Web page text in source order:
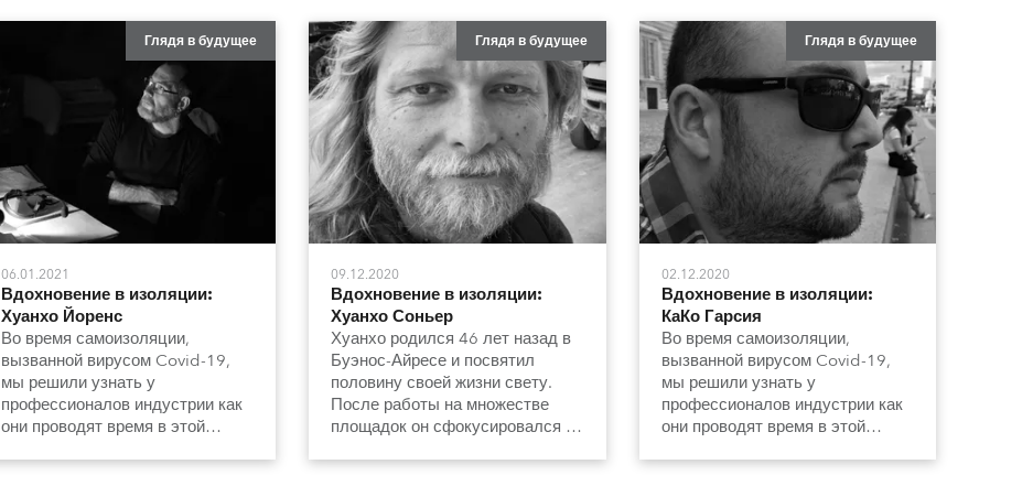
Глядя в будущее
06.01.2021
Вдохновение в изоляции:
Хуанхо Йоренс
Во время самоизоляции,
вызванной вирусом Covid-19,
мы решили узнать у
профессионалов индустрии как
они проводят время в этой
Глядя в будущее
09.12.2020
Вдохновение в изоляции:
Хуанхо Соньер
Хуанхо родился 46 лет назад в
Буэнос-Айресе и посвятил
половину своей жизни свету.
После работы на множестве
площадок он сфокусировался на
процесса и стал художником по
Глядя в будущее
02.12.2020
Вдохновение в изоляции:
КаКо Гарсия
Во время самоизоляции,
вызванной вирусом Covid-19,
мы решили узнать у
профессионалов индустрии как
они проводят время в этой